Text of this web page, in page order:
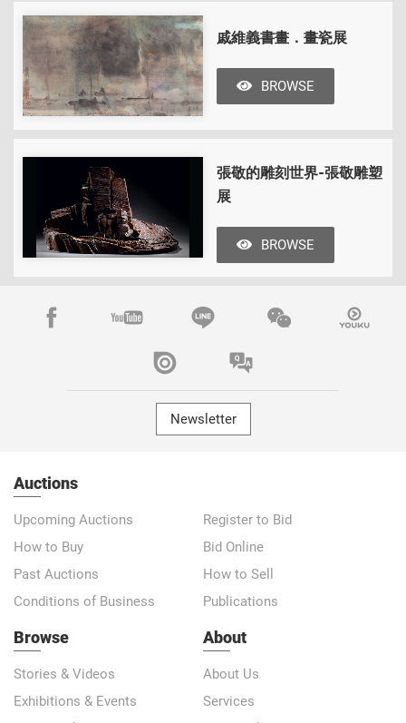
戚維義書畫．畫瓷展
BROWSE
張敬的雕刻世界-張敬雕塑
展
BROWSE
Newsletter
Auctions
Upcoming Auctions
Register to Bid
How to Buy
Bid Online
Past Auctions
How to Sell
Conditions of Business
Publications
Browse
Stories & Videos
Exhibitions & Events
About
About Us
Services